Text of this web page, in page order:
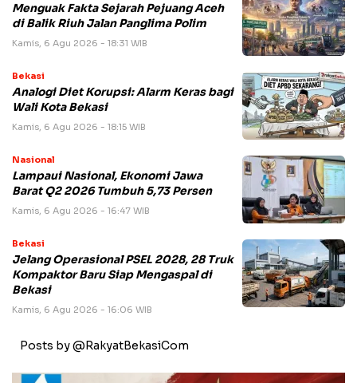
Menguak Fakta Sejarah Pejuang Aceh
di Balik Riuh Jalan Panglima Polim
Kamis, 6 Agu 2026 - 18:31 WIB
Bekasi
Analogi Diet Korupsi: Alarm Keras bagi
Wali Kota Bekasi
Kamis, 6 Agu 2026 - 18:15 WIB
Nasional
Lampaui Nasional, Ekonomi Jawa
Barat Q2 2026 Tumbuh 5,73 Persen
Kamis, 6 Agu 2026 - 16:47 WIB
Bekasi
Jelang Operasional PSEL 2028, 28 Truk
Kompaktor Baru Siap Mengaspal di
Bekasi
Kamis, 6 Agu 2026 - 16:06 WIB
Posts by @RakyatBekasiCom